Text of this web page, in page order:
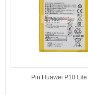
Pin Huawei P10 Lite